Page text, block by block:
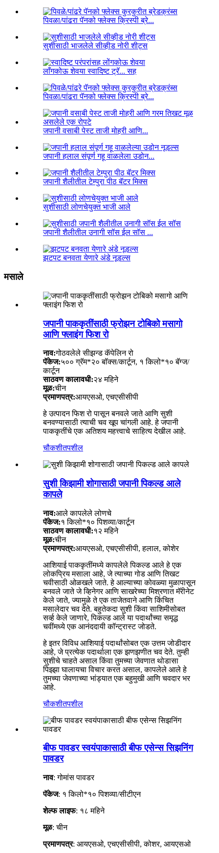
पिवळा/पांढरा पॅनको फ्लेक्स क्रिस्पी ब्रे...
सुशीसाठी भाजलेले सीव्हीड नोरी शीट्स
लाँगकोऊ शेवया स्वादिष्ट ट्रॅ... सह
पिवळा/पांढरा पॅनको फ्लेक्स क्रिस्पी ब्रे...
जपानी वसाबी पेस्ट ताजी मोहरी आणि...
जपानी हलाल संपूर्ण गहू वाळलेला उडोन...
जपानी शैलीतील टेम्पुरा पीठ बॅटर मिक्स
सुशीसाठी लोणचेयुक्त भाजी आले
जपानी शैलीतील उनागी सॉस ईल सॉस ...
झटपट बनवता येणारे अंडे नूडल्स
मसाले
जपानी पाककृतींसाठी फ्रोझन टोबिको मसागो
आणि फ्लाइंग फिश रो
नाव:गोठवलेले सीझन्ड कॅपेलिन रो
पॅकेज:५०० ग्रॅम*२० बॉक्स/कार्टून, १ किलो*१० बॅग्ज/
कार्टून
साठवण कालावधी:२४ महिने
मूळ:चीन
प्रमाणपत्र:आयएसओ, एचएसीसीपी
हे उत्पादन फिश रो पासून बनवले जाते आणि सुशी
बनवण्यासाठी त्याची चव खूप चांगली आहे. हे जपानी
पाककृतींचे एक अतिशय महत्त्वाचे साहित्य देखील आहे.
चौकशीतपशील
सुशी किझामी शोगासाठी जपानी पिकल्ड आले
कापले
नाव:आले कापलेले लोणचे
पॅकेज:१ किलो*१० पिशव्या/कार्टून
साठवण कालावधी:१२ महिने
मूळ:चीन
प्रमाणपत्र:आयएसओ, एचएसीसीपी, हलाल, कोशेर
आशियाई पाककृतींमध्ये कापलेले पिकल्ड आले हे एक
लोकप्रिय मसाला आहे, जे त्याच्या गोड आणि तिखट
चवीसाठी ओळखले जाते. हे आल्याच्या कोवळ्या मुळापासून
बनवले जाते जे व्हिनेगर आणि साखरेच्या मिश्रणात मॅरीनेट
केले जाते, ज्यामुळे ते एक ताजेतवाने आणि किंचित
मसालेदार चव देते. बहुतेकदा सुशी किंवा साशिमीसोबत
सर्व्ह केले जाणारे, पिकल्ड आले या पदार्थांच्या समृद्ध
चवींमध्ये एक आनंददायी कॉन्ट्रास्ट जोडते.
हे इतर विविध आशियाई पदार्थांसोबत एक उत्तम जोडीदार
आहे, जे प्रत्येक पदार्थाला एक झणझणीत चव देते. तुम्ही
सुशीचे चाहते असाल किंवा तुमच्या जेवणात थोडासा
पिझ्झा घालायचा विचार करत असाल, कापलेले आले हे
तुमच्या जेवणाच्या भांड्यात एक बहुमुखी आणि चवदार भर
आहे.
चौकशीतपशील
बीफ पावडर स्वयंपाकासाठी बीफ एसेन्स सिझनिंग
पावडर
नाव: गोमांस पावडर
पॅकेज: १ किलो*१० पिशव्या/सीटीएन
शेल्फ लाइफ: १८ महिने
मूळ: चीन
प्रमाणपत्र: आयएसओ, एचएसीसीपी, कोशर, आयएसओ